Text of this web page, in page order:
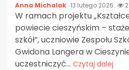
Anna Michalak 13 lutego 2026
W ramach projektu
powiecie cieszyńskim –
szkół”, uczniowie Zespołu
Gwidona Langera w
uczestniczyć... Czytaj dalej